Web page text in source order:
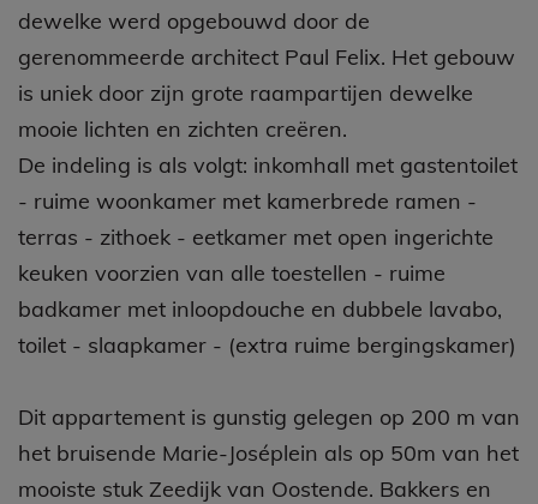
dewelke werd opgebouwd door de
gerenommeerde architect Paul Felix. Het gebouw
is uniek door zijn grote raampartijen dewelke
mooie lichten en zichten creëren.
De indeling is als volgt: inkomhall met gastentoilet
- ruime woonkamer met kamerbrede ramen -
terras - zithoek - eetkamer met open ingerichte
keuken voorzien van alle toestellen - ruime
badkamer met inloopdouche en dubbele lavabo,
toilet - slaapkamer - (extra ruime bergingskamer)
Dit appartement is gunstig gelegen op 200 m van
het bruisende Marie-Joséplein als op 50m van het
mooiste stuk Zeedijk van Oostende. Bakkers en